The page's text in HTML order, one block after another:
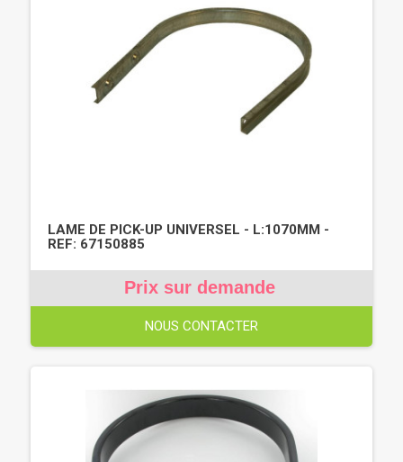
LAME DE PICK-UP UNIVERSEL - L:1070MM -
REF: 67150885
Prix sur demande
NOUS CONTACTER